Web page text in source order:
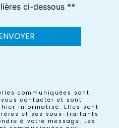
ci-dessous **
communiquées sont
contacter et sont
informatisé. Elles sont
et ses sous-traitants
à votre message. Les